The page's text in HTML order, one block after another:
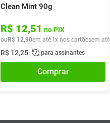
R$ 6, 90
Clean Mint 90g
R$ 12,51 no PIX
ou R$ 12,90em até 1x nos cartõesem até
R$ 12,25 para assinantes
Comprar